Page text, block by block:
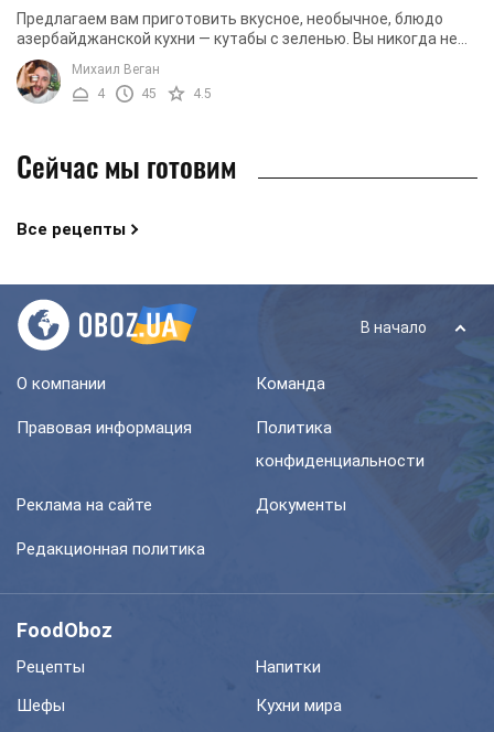
Предлагаем вам приготовить вкусное, необычное, блюдо
азербайджанской кухни — кутабы с зеленью. Вы никогда не
слышали об этом аппетитном лакомстве? ...
Михаил Веган
4
45 4.5
Сейчас мы готовим
Все рецепты
В начало
О компании Команда
Правовая информация
Политика
конфиденциальности
Реклама на сайте Документы
Редакционная политика
FoodOboz
Рецепты
Напитки
Шефы
Кухни мира